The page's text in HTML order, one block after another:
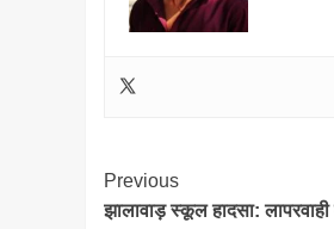
Post
Previous
झालावाड़ स्कूल हादसा: